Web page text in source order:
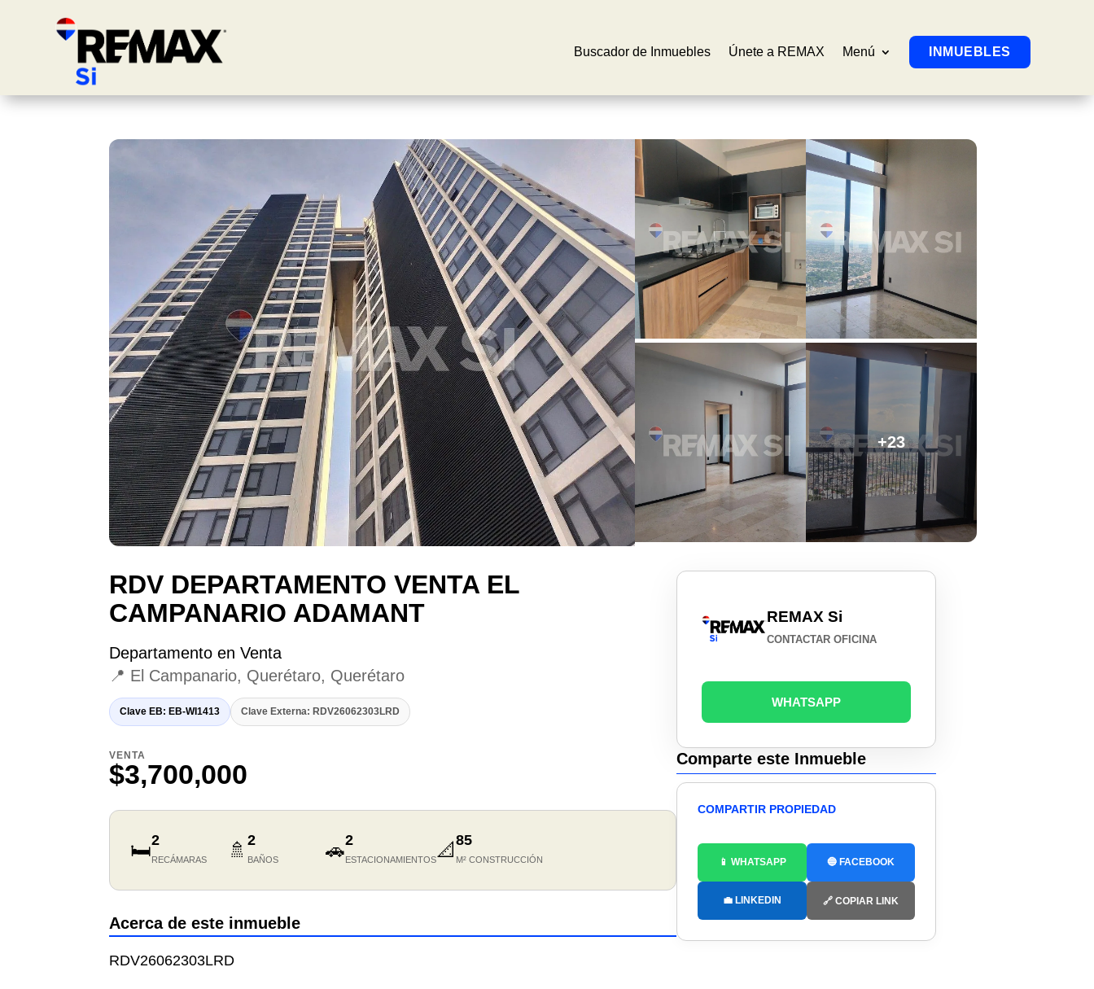
Buscador de Inmuebles Únete a REMAX Menú INMUEBLES
+23
RDV DEPARTAMENTO VENTA EL
CAMPANARIO ADAMANT
Departamento en Venta
📍 El Campanario, Querétaro, Querétaro
Clave EB: EB-WI1413 Clave Externa: RDV26062303LRD
VENTA
$3,700,000
🛏️2
RECÁMARAS 🚿2
BAÑOS 🚗2
ESTACIONAMIENTOS📐85
M² CONSTRUCCIÓN
Acerca de este inmueble
RDV26062303LRD
REMAX Si
CONTACTAR OFICINA
WHATSAPP
Comparte este Inmueble
COMPARTIR PROPIEDAD
📱 WHATSAPP 🔵 FACEBOOK
💼 LINKEDIN 🔗 COPIAR LINK